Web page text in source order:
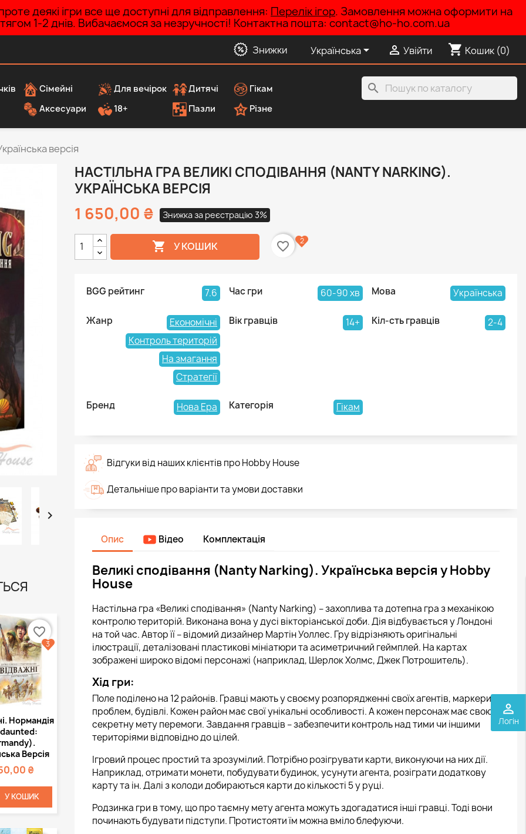
деякі ігри все ще доступні для відправлення: Перелік ігор. Замовлення можна оформити на
1-2 днів. Вибачаємося за незручності! Контактна пошта: contact@ho-ho.com.ua
Знижки Українська  Увійти shopping_cart Кошик (0)
Сімейні Для вечірок Дитячі
Гікам
Аксесуари
18+ Пазли Різне
search
perm_identity
Логін
версія

Нормандія
Версія
₴
У КОШИК
favorite_border
3
НАСТІЛЬНА ГРА ВЕЛИКІ СПОДІВАННЯ (NANTY NARKING).
УКРАЇНСЬКА ВЕРСІЯ
1 650,00 ₴ Знижка за реєстрацію 3%
 У КОШИК favorite_border 2
BGG рейтинг 7.6 Час гри 60-90 хв Мова Українська
Жанр
Економічні
Контроль територій
На змагання
Стратегії
Вік гравців 14+ Кіл-сть гравців 2-4
Бренд Нова Ера Категорія Гікам
Відгуки від наших клієнтів про Hobby House
Детальніше про варіанти та умови доставки
Опис Відео Комплектація
Великі сподівання (Nanty Narking). Українська версія у Hobby
House
Настільна гра «Великі сподівання» (Nanty Narking) – захоплива та дотепна гра з механікою
контролю територій. Виконана вона у дусі вікторіанської доби. Дія відбувається у Лондоні
на той час. Автор її – відомий дизайнер Мартін Уоллес. Гру відрізняють оригінальні
ілюстрації, деталізовані пластикові мініатюри та асиметричний геймплей. На картах
зображені широко відомі персонажі (наприклад, Шерлок Холмс, Джек Потрошитель).
Хід гри:
Поле поділено на 12 районів. Гравці мають у своєму розпорядженні своїх агентів, маркери
проблем, будівлі. Кожен район має свої унікальні особливості. А кожен персонаж має свою
секретну мету перемоги. Завдання гравців – забезпечити контроль над тими чи іншими
територіями відповідно до цілей.
Ігровий процес простий та зрозумілий. Потрібно розігрувати карти, виконуючи на них дії.
Наприклад, отримати монети, побудувати будинок, усунути агента, розіграти додаткову
карту та ін. Далі з колоди добираються карти до кількості 5 у руці.
Родзинка гри в тому, що про таємну мету агента можуть здогадатися інші гравці. Тоді вони
починають будувати підступи. Протистояти їм можна вміло блефуючи.